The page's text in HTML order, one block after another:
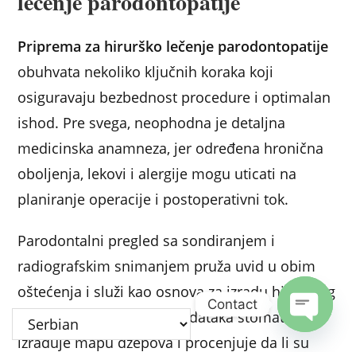
Priprema za hirurško lečenje parodontopatije
obuhvata nekoliko ključnih koraka koji
osiguravaju bezbednost procedure i optimalan
ishod. Pre svega, neophodna je detaljna
medicinska anamneza, jer određena hronična
oboljenja, lekovi i alergije mogu uticati na
planiranje operacije i postoperativni tok.
Parodontalni pregled sa sondiranjem i
radiografskim snimanjem pruža uvid u obim
oštećenja i služi kao osnova za izradu hirurškog
plana. Na osnovu ovih podataka stomatolog
izrađuje mapu džepova i procenjuje da li su
Contact
Open